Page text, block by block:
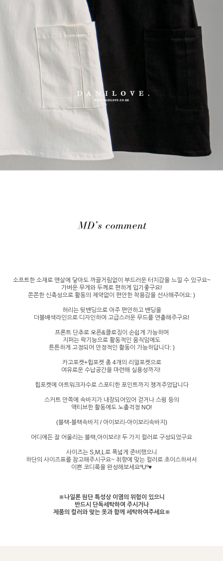
소프트한 소재로 맨살에 닿아도 까끌거림없이 부드러운 터치감을 느낄 수 있구요~
가벼운 무게와 두께로 편하게 입기좋구요!
쫀쫀한 신축성으로 활동의 제약없이 편안한 착용감을 선사해주어요: )
허리는 뒷밴딩으로 아주 편안하고 밴딩을
더블배색라인으로 디자인하여 고급스러운 무드를 연출해주구요!
프론트 단추로 오픈&클로징이 손쉽게 가능하며
지퍼는 락기능으로 활동적인 움직임에도
튼튼하게 고정되어 안정적인 활동이 가능하답니다: )
카고포켓+힙포켓 총 4개의 리얼포켓으로
여유로운 수납공간을 마련해 실용성까지!
힙포켓에 아트워크자수로 스포티한 포인트까지 챙겨주었답니다
스커트 안쪽에 속바지가 내장되어있어 걷거나 스윙 등의
액티브한 활동에도 노출걱정 NO!
(블랙-블랙속바지 / 아이보리-아이보리속바지)
어디에든 잘 어울리는 블랙,아이보리! 두 가지 컬러로 구성되었구요
사이즈는 S,M,L로 폭넓게 준비했으니
하단의 사이즈표를 참고해주시구요~ 취향에 맞는 컬러로 초이스하셔서
이쁜 코디룩을 완성해보세요ºUº♥
※나일론 원단 특성상 이염의 위험이 있으니
반드시 단독세탁하여 주시거나
제품의 컬러와 맞는 옷과 함께 세탁하여주세요※